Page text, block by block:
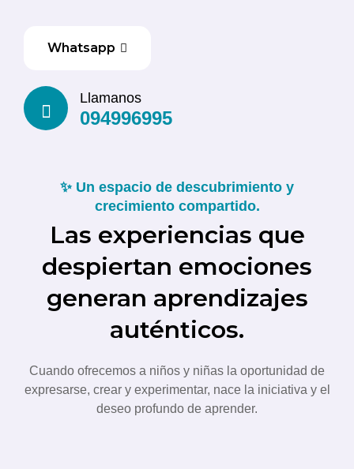
Whatsapp
Llamanos
094996995
✨ Un espacio de descubrimiento y
crecimiento compartido.
Las experiencias que
despiertan emociones
generan aprendizajes
auténticos.
Cuando ofrecemos a niños y niñas la oportunidad de
expresarse, crear y experimentar, nace la iniciativa y el
deseo profundo de aprender.